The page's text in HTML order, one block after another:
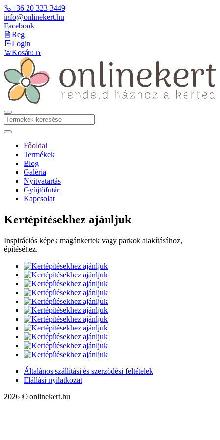
+36 20 323 3449
info@onlinekert.hu
Facebook
Reg
Login
Kosár0 Ft
Főoldal
Termékek
Blog
Galéria
Nyitvatartás
Gyűjtőfutár
Kapcsolat
Kertépítésekhez ajánljuk
Inspirációs képek magánkertek vagy parkok alakításához,
építéséhez.
Általános szállítási és szerződési feltételek
Elállási nyilatkozat
2026 © onlinekert.hu